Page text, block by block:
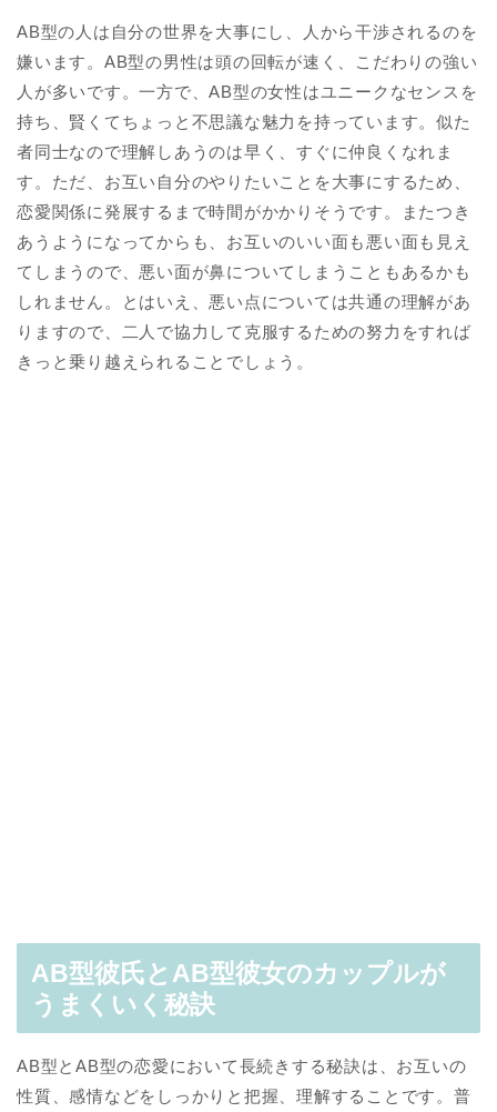
AB型の人は自分の世界を大事にし、人から干渉されるのを
嫌います。AB型の男性は頭の回転が速く、こだわりの強い
人が多いです。一方で、AB型の女性はユニークなセンスを
持ち、賢くてちょっと不思議な魅力を持っています。似た
者同士なので理解しあうのは早く、すぐに仲良くなれま
す。ただ、お互い自分のやりたいことを大事にするため、
恋愛関係に発展するまで時間がかかりそうです。またつき
あうようになってからも、お互いのいい面も悪い面も見え
てしまうので、悪い面が鼻についてしまうこともあるかも
しれません。とはいえ、悪い点については共通の理解があ
りますので、二人で協力して克服するための努力をすれば
きっと乗り越えられることでしょう。
AB型彼氏とAB型彼女のカップルが
うまくいく秘訣
AB型とAB型の恋愛において長続きする秘訣は、お互いの
性質、感情などをしっかりと把握、理解することです。普